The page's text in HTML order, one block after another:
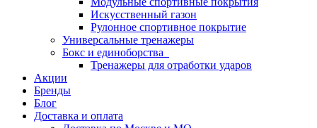
Искусственный газон
Рулонное спортивное покрытие
Универсальные тренажеры
Бокс и единоборства
Тренажеры для отработки ударов
Акции
Бренды
Блог
Доставка и оплата